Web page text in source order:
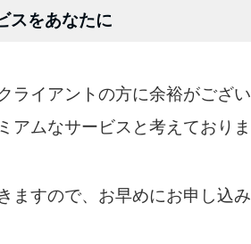
スをあなたに
ライアントの方に余裕がござ
アムなサービスと考えておりま
ますので、お早めにお申し込